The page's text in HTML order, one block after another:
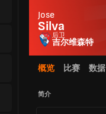
Jose
Silva
后卫
吉尔维森特
概览 比赛 数据
简介